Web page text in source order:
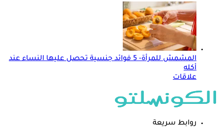
المشمش للمرأة- 5 فوائد جنسية تحصل عليها النساء عند
أكله
علاقات
روابط سريعة